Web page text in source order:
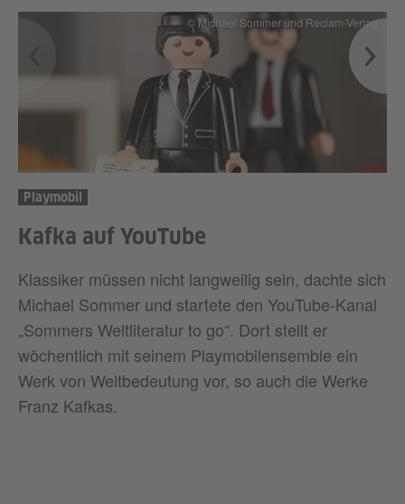
Playmobil
Kafka auf YouTube
Klassiker müssen nicht langweilig sein, dachte sich
Michael Sommer und startete den YouTube-Kanal
„Sommers Weltliteratur to go“. Dort stellt er
wöchentlich mit seinem Playmobilensemble ein
Werk von Weltbedeutung vor, so auch die Werke
Franz Kafkas.
© Michael Sommer und Reclam-Verlag